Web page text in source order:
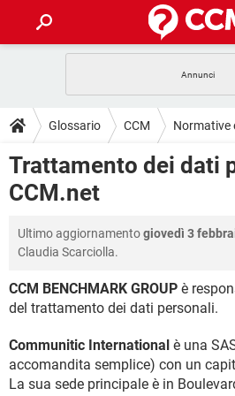
INTRATTENIMENTO
iOS
INSTAGRAM
HARDWARE
GUIDE
COVID-19
INTRATTENIMENTO
INSTAGRAM
HARDWARE
DOWNLOAD
COVID-19
iOS
INSTAGRAM
TIKTOK
HARDWARE
FORUM
COVID-19
iOS
HARDWARE
GLOSSARIO
COVID-19
INTRATTENIMENTO
iOS
INSTAGRAM
Glossario CCM Normative
Trattamento dei dati
CCM.net
Ultimo aggiornamentogiovedì 3
Claudia Scarciolla.
CCM BENCHMARK GROUP è
del trattamento dei dati personali.
Communitic International è una
accomandita semplice) con un
La sua sede principale è in